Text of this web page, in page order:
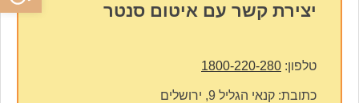
יצירת קשר עם איטום סנטר
טלפון: 1800-220-280
כתובת: קנאי הגליל 9, ירושלים